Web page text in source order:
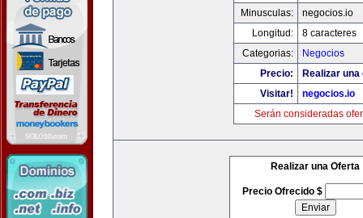
Minusculas:
negocios.io
Longitud:
8 caracteres
Categorias:
Negocios
Precio:
Realizar
Visitar!
negocios.io
Serán consideradas
Realizar una Oferta
Precio Ofrecido $